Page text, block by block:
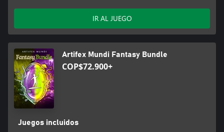
IR AL JUEGO
Artifex Mundi Fantasy Bundle
COP$72.900+
Juegos incluidos